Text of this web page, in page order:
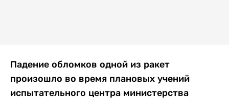
Падение обломков одной из ракет
произошло во время плановых учений
испытательного центра министерства